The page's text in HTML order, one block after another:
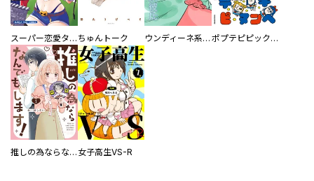
スーパー恋愛タイム！～現場でドＳな彼女は自宅でデレる～ ちゅんトーク ウンディーネ系彼氏 ポプテピピック SEASON EIGHT
推しの為ならなんでもします！ 女子高生VS-R